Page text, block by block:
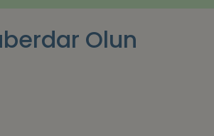
Olun